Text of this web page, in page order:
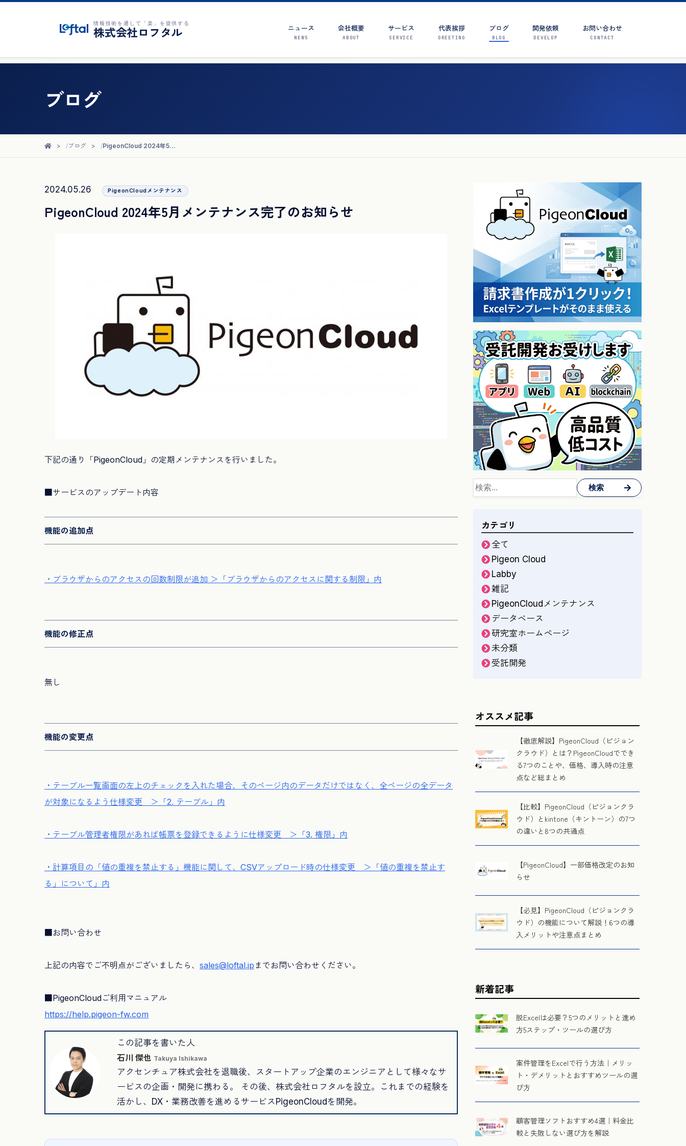
情報技術を通して「楽」を提供する
株式会社ロフタル ニュース
NEWS
会社概要
ABOUT
サービス
SERVICE
代表挨拶
GREETING
ブログ
BLOG
開発依頼
DEVELOP
お問い合わせ
CONTACT
ブログ
ブログ PigeonCloud 2024年5月メンテナンス完了のお知らせ
2024.05.26 PigeonCloudメンテナンス
PigeonCloud 2024年5月メンテナンス完了のお知らせ
下記の通り「PigeonCloud」の定期メンテナンスを行いました。
■サービスのアップデート内容
機能の追加点
・ブラウザからのアクセスの回数制限が追加 ＞「ブラウザからのアクセスに関する制限」内
機能の修正点
無し
機能の変更点
・テーブル一覧画面の左上のチェックを入れた場合、 そのページ内のデータだけではなく、 全ページの全データ
が対象になるよう仕様変更 ＞「2. テーブル」内
・テーブル管理者権限があれば帳票を登録できるように仕様変更 ＞「3. 権限」内
・計算項目の「値の重複を禁止する」機能に関して、 CSVアップロード時の仕様変更 ＞「値の重複を禁止す
る」について」内
■お問い合わせ
上記の内容でご不明点がございましたら、 sales@loftal.jp までお問い合わせください。
■PigeonCloudご利用マニュアル
https://help.pigeon-fw.com
この記事を書いた人
石川 傑也 Takuya Ishikawa
アクセンチュア株式会社を退職後、スタートアップ企業のエンジニアとして様々なサ
ービスの企画・開発に携わる。 その後、株式会社ロフタルを設立。これまでの経験を
活かし、DX・業務改善を進めるサービスPigeonCloudを開発。
検索
カテゴリ
全て
Pigeon Cloud
Labby
雑記
PigeonCloudメンテナンス
データベース
研究室ホームページ
未分類
受託開発
オススメ記事
【徹底解説】PigeonCloud（ピジョン
クラウド）とは？PigeonCloudででき
る7つのことや、価格、導入時の注意
点など総まとめ
【比較】PigeonCloud（ピジョンクラ
ウド）とkintone（キントーン）の7つ
の違いと8つの共通点
【PigeonCloud】一部価格改定のお知
らせ
【必見】PigeonCloud（ピジョンクラ
ウド）の機能について解説！6つの導
入メリットや注意点まとめ
新着記事
脱Excelは必要？5つのメリットと進め
方5ステップ・ツールの選び方
案件管理をExcelで行う方法｜メリッ
ト・デメリットとおすすめツールの選
び方
顧客管理ソフトおすすめ4選｜料金比
較と失敗しない選び方を解説